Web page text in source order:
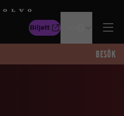
Biljett
BESÖK